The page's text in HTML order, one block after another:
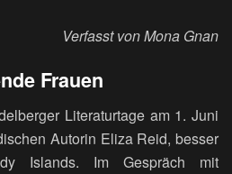
Verfasst von Mona Gnan
Frauen
Literaturtage am 1. Juni
Autorin Eliza Reid, besser
Islands. Im Gespräch mit